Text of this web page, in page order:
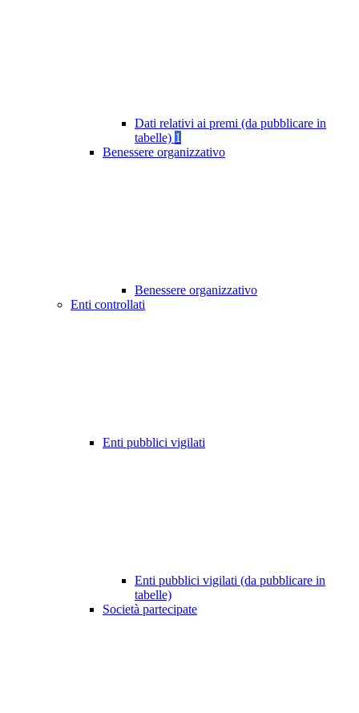
Dati relativi ai premi (da pubblicare in
tabelle) 1
Benessere organizzativo
Benessere organizzativo
Enti controllati
Enti pubblici vigilati
Enti pubblici vigilati (da pubblicare in
tabelle)
Società partecipate